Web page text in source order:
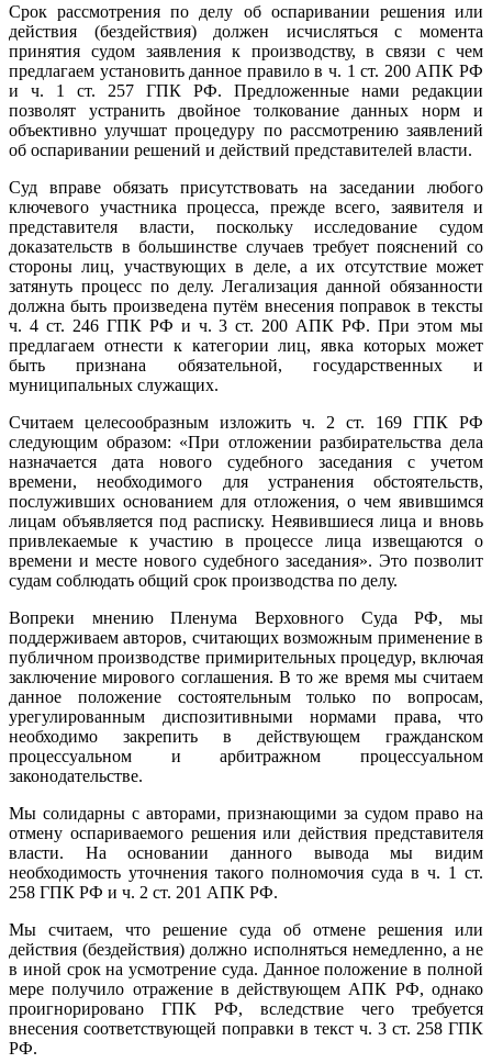
Срок рассмотрения по делу об оспаривании решения или
действия (бездействия) должен исчисляться с момента
принятия судом заявления к производству, в связи с чем
предлагаем установить данное правило в ч. 1 ст. 200 АПК РФ
и ч. 1 ст. 257 ГПК РФ. Предложенные нами редакции
позволят устранить двойное толкование данных норм и
объективно улучшат процедуру по рассмотрению заявлений
об оспаривании решений и действий представителей власти.
Суд вправе обязать присутствовать на заседании любого
ключевого участника процесса, прежде всего, заявителя и
представителя власти, поскольку исследование судом
доказательств в большинстве случаев требует пояснений со
стороны лиц, участвующих в деле, а их отсутствие может
затянуть процесс по делу. Легализация данной обязанности
должна быть произведена путём внесения поправок в тексты
ч. 4 ст. 246 ГПК РФ и ч. 3 ст. 200 АПК РФ. При этом мы
предлагаем отнести к категории лиц, явка которых может
быть признана обязательной, государственных и
муниципальных служащих.
Считаем целесообразным изложить ч. 2 ст. 169 ГПК РФ
следующим образом: «При отложении разбирательства дела
назначается дата нового судебного заседания с учетом
времени, необходимого для устранения обстоятельств,
послуживших основанием для отложения, о чем явившимся
лицам объявляется под расписку. Неявившиеся лица и вновь
привлекаемые к участию в процессе лица извещаются о
времени и месте нового судебного заседания». Это позволит
судам соблюдать общий срок производства по делу.
Вопреки мнению Пленума Верховного Суда РФ, мы
поддерживаем авторов, считающих возможным применение в
публичном производстве примирительных процедур, включая
заключение мирового соглашения. В то же время мы считаем
данное положение состоятельным только по вопросам,
урегулированным диспозитивными нормами права, что
необходимо закрепить в действующем гражданском
процессуальном и арбитражном процессуальном
законодательстве.
Мы солидарны с авторами, признающими за судом право на
отмену оспариваемого решения или действия представителя
власти. На основании данного вывода мы видим
необходимость уточнения такого полномочия суда в ч. 1 ст.
258 ГПК РФ и ч. 2 ст. 201 АПК РФ.
Мы считаем, что решение суда об отмене решения или
действия (бездействия) должно исполняться немедленно, а не
в иной срок на усмотрение суда. Данное положение в полной
мере получило отражение в действующем АПК РФ, однако
проигнорировано ГПК РФ, вследствие чего требуется
внесения соответствующей поправки в текст ч. 3 ст. 258 ГПК
РФ.